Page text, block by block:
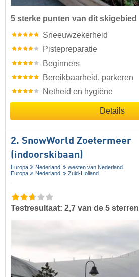
5 sterke punten van dit skigebied
Sneeuwzekerheid
Pistepreparatie
Beginners
Bereikbaarheid, parkeren
Netheid en hygiëne
Details
2. SnowWorld Zoetermeer
(indoorskibaan)
Europa Nederland
westen van Nederland
Europa
Nederland Zuid-Holland
Testresultaat: 2,7 van de 5 sterren